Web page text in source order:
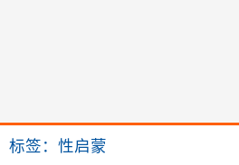
标签：性启蒙